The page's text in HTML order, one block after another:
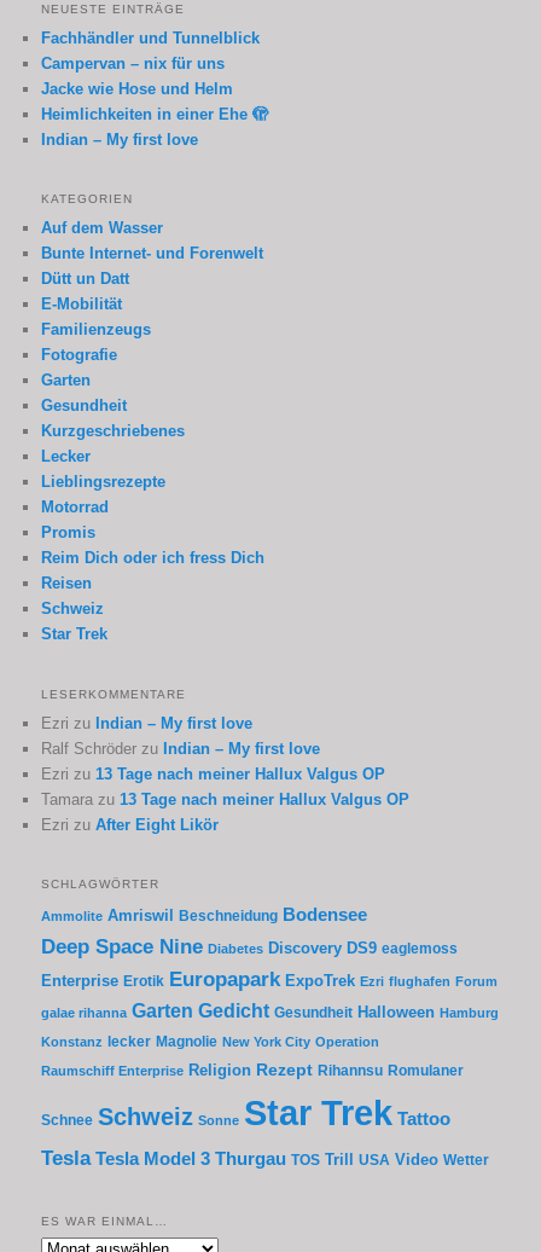
NEUESTE EINTRÄGE
Fachhändler und Tunnelblick
Campervan – nix für uns
Jacke wie Hose und Helm
Heimlichkeiten in einer Ehe 🫣
Indian – My first love
KATEGORIEN
Auf dem Wasser
Bunte Internet- und Forenwelt
Dütt un Datt
E-Mobilität
Familienzeugs
Fotografie
Garten
Gesundheit
Kurzgeschriebenes
Lecker
Lieblingsrezepte
Motorrad
Promis
Reim Dich oder ich fress Dich
Reisen
Schweiz
Star Trek
LESERKOMMENTARE
Ezri zuIndian – My first love
Ralf Schröder zuIndian – My first love
Ezri zu 13 Tage nach meiner Hallux Valgus OP
Tamara zu 13 Tage nach meiner Hallux Valgus OP
Ezri zuAfter Eight Likör
SCHLAGWÖRTER
Ammolite Amriswil Beschneidung Bodensee
Deep Space Nine Diabetes Discovery DS9 eaglemoss
Enterprise Erotik Europapark ExpoTrek Ezri flughafen Forum
galae rihanna Garten Gedicht Gesundheit Halloween Hamburg
Konstanz lecker Magnolie New York City Operation
Raumschiff Enterprise Religion Rezept Rihannsu Romulaner
Schnee Schweiz Sonne Star Trek Tattoo
Tesla Tesla Model 3 Thurgau TOS Trill USA Video Wetter
ES WAR EINMAL…
Es